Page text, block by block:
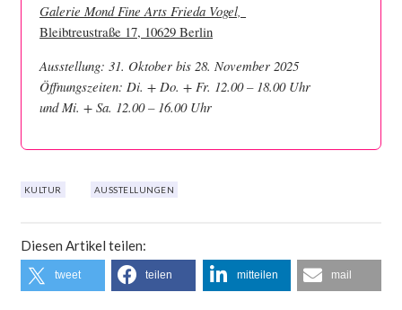
Galerie Mond Fine Arts Frieda Vogel,
Bleibtreustraße 17, 10629 Berlin
Ausstellung: 31. Oktober bis 28. November 2025
Öffnungszeiten: Di. + Do. + Fr. 12.00 – 18.00 Uhr
und Mi. + Sa. 12.00 – 16.00 Uhr
KULTUR AUSSTELLUNGEN
Diesen Artikel teilen:
tweet teilen mitteilen mail